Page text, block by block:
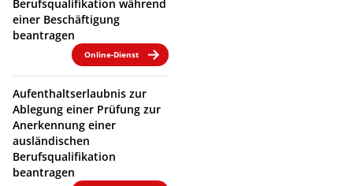
Berufsqualifikation während
einer Beschäftigung
beantragen
Online-Dienst
Aufenthaltserlaubnis zur
Ablegung einer Prüfung zur
Anerkennung einer
ausländischen
Berufsqualifikation
beantragen